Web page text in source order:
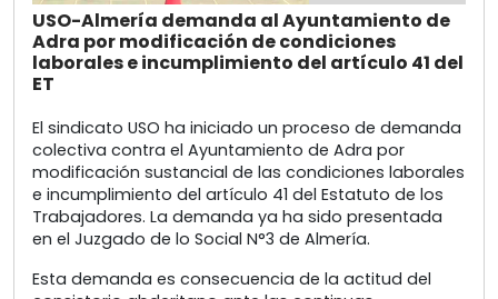
USO-Almería demanda al Ayuntamiento de
Adra por modificación de condiciones
laborales e incumplimiento del artículo 41 del
ET
El sindicato USO ha iniciado un proceso de demanda
colectiva contra el Ayuntamiento de Adra por
modificación sustancial de las condiciones laborales
e incumplimiento del artículo 41 del Estatuto de los
Trabajadores. La demanda ya ha sido presentada
en el Juzgado de lo Social N°3 de Almería.
Esta demanda es consecuencia de la actitud del